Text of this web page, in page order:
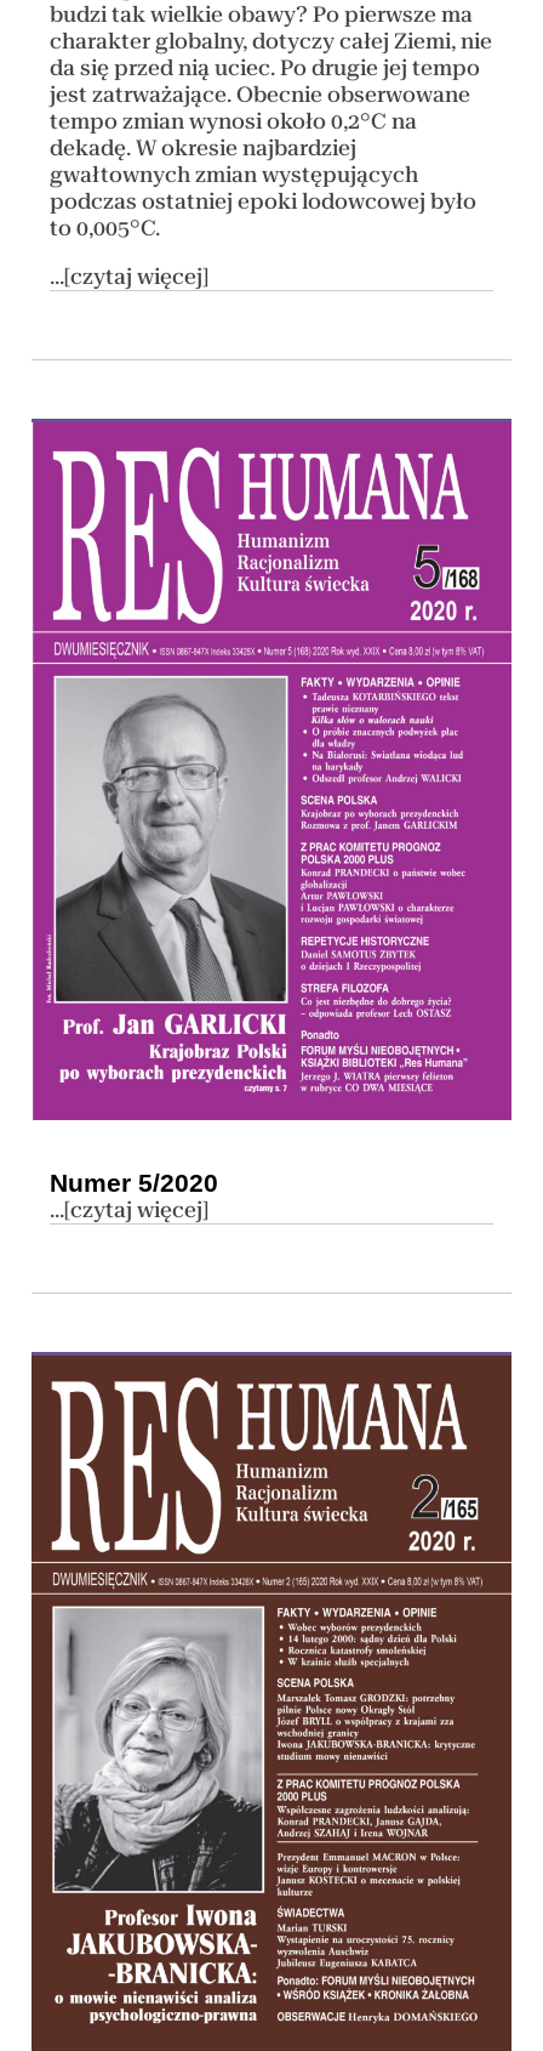
budzi tak wielkie obawy? Po pierwsze ma
charakter globalny, dotyczy całej Ziemi, nie
da się przed nią uciec. Po drugie jej tempo
jest zatrważające. Obecnie obserwowane
tempo zmian wynosi około 0,2°C na
dekadę. W okresie najbardziej
gwałtownych zmian występujących
podczas ostatniej epoki lodowcowej było
to 0,005°C.
...[czytaj więcej]
Numer 5/2020
...[czytaj więcej]